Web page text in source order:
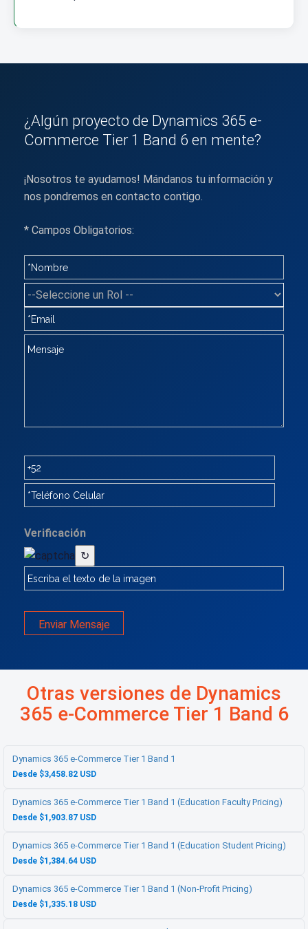
¿Algún proyecto de Dynamics 365 e-
Commerce Tier 1 Band 6 en mente?
¡Nosotros te ayudamos! Mándanos tu información y
nos pondremos en contacto contigo.
* Campos Obligatorios:
Verificación
↻
Enviar Mensaje
Otras versiones de Dynamics
365 e-Commerce Tier 1 Band 6
Dynamics 365 e-Commerce Tier 1 Band 1
Desde $3,458.82 USD
Dynamics 365 e-Commerce Tier 1 Band 1 (Education Faculty Pricing)
Desde $1,903.87 USD
Dynamics 365 e-Commerce Tier 1 Band 1 (Education Student Pricing)
Desde $1,384.64 USD
Dynamics 365 e-Commerce Tier 1 Band 1 (Non-Profit Pricing)
Desde $1,335.18 USD